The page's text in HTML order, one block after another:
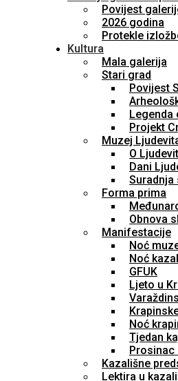
Povijest
2026 godina
Protekle
Kultura
Mala galerija
Stari grad
Povijest
Legenda
Projekt
Muzej
O
Dani
Suradnja
Forma prima
Obnova
Manifestacije
Noć
Noć
GFUK
Ljeto u
Noć
Tjedan
Prosinac
Kazališne
Lektira u